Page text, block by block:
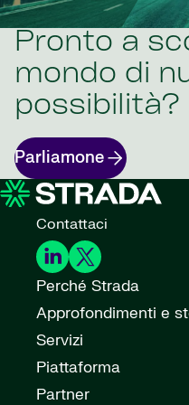
Pronto a
mondo di
possibilità?
Parliamone
Contattaci
Perché Strada
Approfondimenti e
Servizi
Piattaforma
Partner